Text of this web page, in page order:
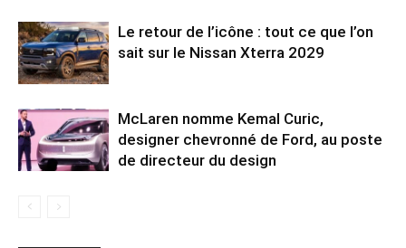
Le retour de l’icône : tout ce que l’on
sait sur le Nissan Xterra 2029
McLaren nomme Kemal Curic,
designer chevronné de Ford, au poste
de directeur du design